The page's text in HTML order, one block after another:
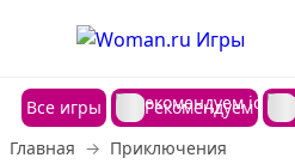
Все игры Рекомендуем
Главная
Приключения